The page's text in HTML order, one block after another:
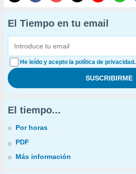
El Tiempo en tu email
He leído y acepto la política de privacidad.
El tiempo...
Por horas
PDF
Más información